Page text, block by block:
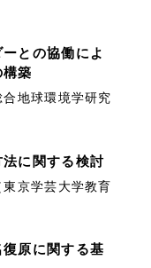
との協働によ
築
球環境学研究
に関する検討
京学芸大学教育
原に関する基